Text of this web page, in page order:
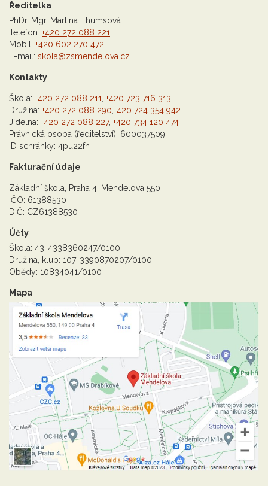
Ředitelka
PhDr. Mgr. Martina Thumsová
Telefon: +420 272 088 221
Mobil: +420 602 270 472
E-mail: skola@zsmendelova.cz
Kontakty
Škola: +420 272 088 211 +420 723 716 313
Družina: +420 272 088 290 +420 724 354 942
Jídelna: +420 272 088 227, +420 734 120 474
Právnická osoba (ředitelství): 600037509
ID schránky: 4pu22fh
Fakturační údaje
Základní škola, Praha 4, Mendelova 550
IČO: 61388530
DIČ: CZ61388530
Účty
Škola: 43-4338360247/0100
Družina, klub: 107-3390870207/0100
Obědy: 10834041/0100
Mapa